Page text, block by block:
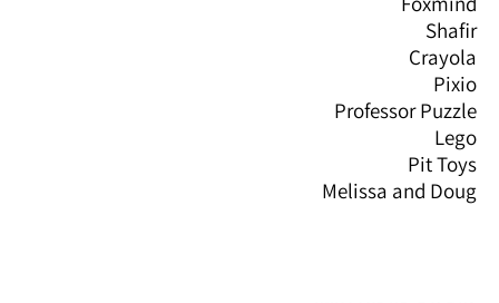
Shafir
Crayola
Pixio
Professor Puzzle
Lego
Pit Toys
Melissa and Doug